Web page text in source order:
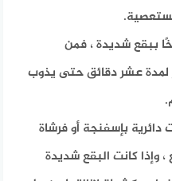
ببقع شديدة ، فمن
لمدة عشر دقائق حتى يذوب
بإسفنجة أو فرشاة
، وإذا كانت البقع شديدة